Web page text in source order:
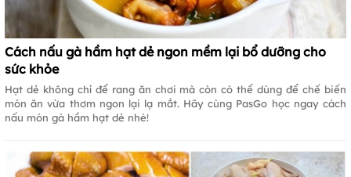
Cách nấu gà hầm hạt dẻ ngon mềm lại bổ dưỡng cho
sức khỏe
Hạt dẻ không chỉ để rang ăn chơi mà còn có thể dùng để chế biến
món ăn vừa thơm ngon lại lạ mắt. Hãy cùng PasGo học ngay cách
nấu món gà hầm hạt dẻ nhé!